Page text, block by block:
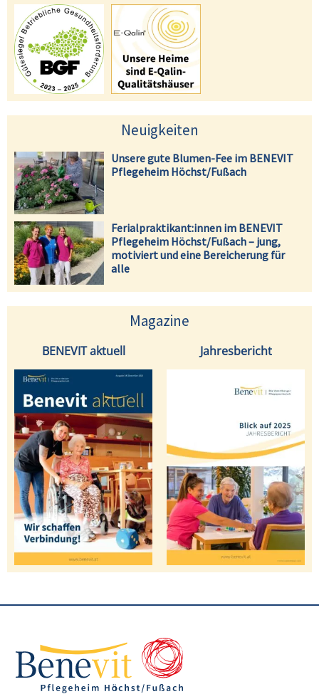
Neuigkeiten
Unsere gute Blumen-Fee im BENEVIT
Pflegeheim Höchst/Fußach
Ferialpraktikant:innen im BENEVIT
Pflegeheim Höchst/Fußach – jung,
motiviert und eine Bereicherung für
alle
Magazine
BENEVIT aktuell Jahresbericht